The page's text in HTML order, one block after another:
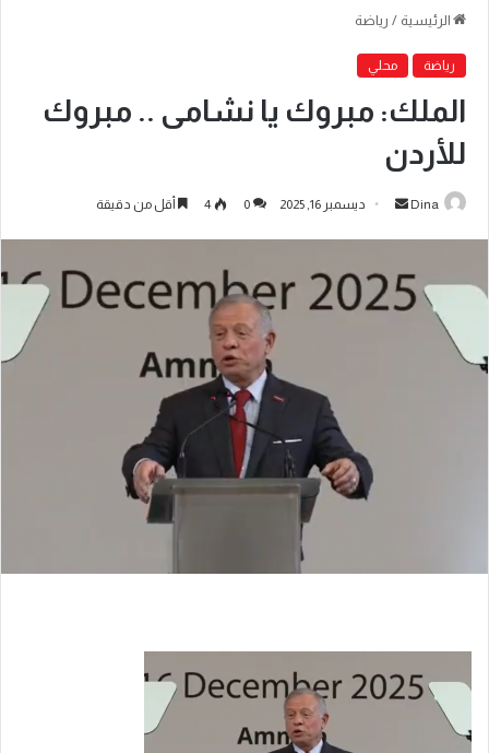
الرئيسية / رياضة
رياضة محلي
الملك: مبروك يا نشامى .. مبروك
للأردن
Dina ديسمبر 16, 2025 0
4 أقل من دقيقة